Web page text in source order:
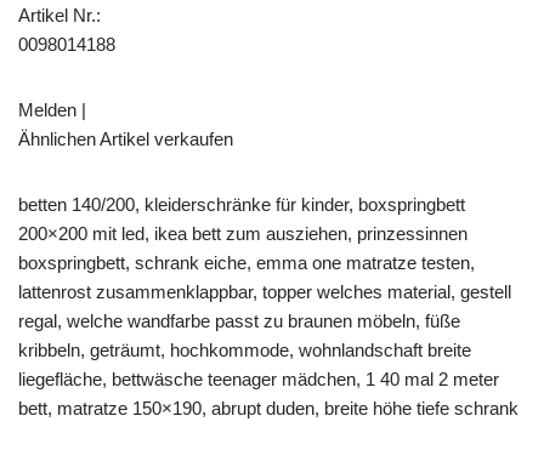
Artikel Nr.:
0098014188
Melden |
Ähnlichen Artikel verkaufen
betten 140/200, kleiderschränke für kinder, boxspringbett
200×200 mit led, ikea bett zum ausziehen, prinzessinnen
boxspringbett, schrank eiche, emma one matratze testen,
lattenrost zusammenklappbar, topper welches material, gestell
regal, welche wandfarbe passt zu braunen möbeln, füße
kribbeln, geträumt, hochkommode, wohnlandschaft breite
liegefläche, bettwäsche teenager mädchen, 1 40 mal 2 meter
bett, matratze 150×190, abrupt duden, breite höhe tiefe schrank